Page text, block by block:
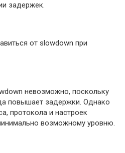
задержек.
от slowdown при
невозможно, поскольку
повышает задержки. Однако
протокола и настроек
возможному уровню.